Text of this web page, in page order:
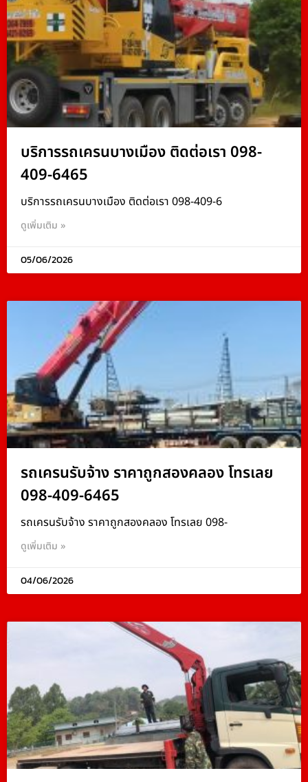
บริการรถเครนบางเมือง ติดต่อเรา 098-
409-6465
บริการรถเครนบางเมือง ติดต่อเรา 098-409-6
ดูเพิ่มเติม »
05/06/2026
รถเครนรับจ้าง ราคาถูกสองคลอง โทรเลย
098-409-6465
รถเครนรับจ้าง ราคาถูกสองคลอง โทรเลย 098-
ดูเพิ่มเติม »
04/06/2026